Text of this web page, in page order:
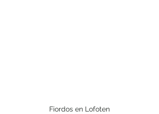
Fiordos en Lofoten